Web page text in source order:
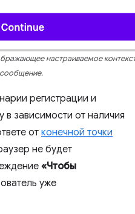
настраиваемое
сообщение.
регистрации и
зависимости от наличия
от конечной точки
не будет
«Чтобы
уже